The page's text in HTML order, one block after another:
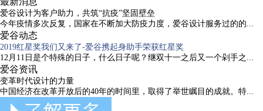
爱谷设计为客户助力，共筑“抗疫”坚固壁垒
今年疫情多次反复，国家在不断加大防疫力度，爱谷设计服务过的的...
爱谷动态
2019红星奖我们又来了-爱谷携起身助手荣获红星奖
12月11日是个特殊的日子，什么日子呢？继双十一之后又一个剁手之...
爱谷资讯
变革时代设计的力量
中国经济在改革开放后的40年的时间里，取得了举世瞩目的成就。特...